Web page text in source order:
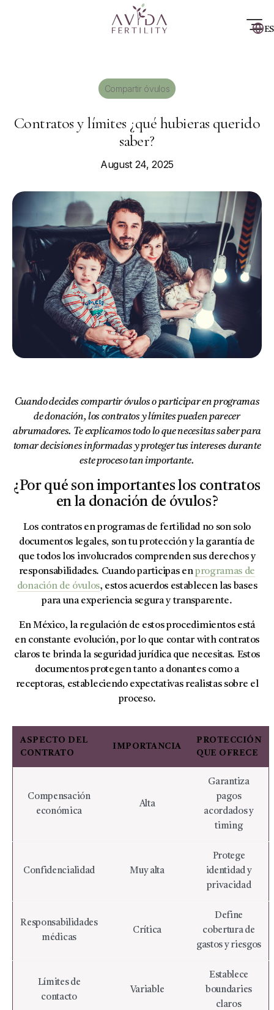
ES
Compartir óvulos
Contratos y límites ¿qué hubieras querido
saber?
August 24, 2025
Cuando decides compartir óvulos o participar en programas
de donación, los contratos y límites pueden parecer
abrumadores. Te explicamos todo lo que necesitas saber para
tomar decisiones informadas y proteger tus intereses durante
este proceso tan importante.
¿Por qué son importantes los contratos
en la donación de óvulos?
Los contratos en programas de fertilidad no son solo
documentos legales, son tu protección y la garantía de
que todos los involucrados comprenden sus derechos y
responsabilidades. Cuando participas enprogramas de
donación de óvulos, estos acuerdos establecen las bases
para una experiencia segura y transparente.
En México, la regulación de estos procedimientos está
en constante evolución, por lo que contar with contratos
claros te brinda la seguridad jurídica que necesitas. Estos
documentos protegen tanto a donantes como a
receptoras, estableciendo expectativas realistas sobre el
proceso.
ASPECTO DEL
CONTRATO
IMPORTANCIA
PROTECCIÓN
QUE OFRECE
Compensación
económica
Alta
Garantiza
pagos
acordados y
timing
Confidencialidad Muy alta
Protege
identidad y
privacidad
Responsabilidades
médicas
Crítica
Define
cobertura de
gastos y riesgos
Límites de
contacto
Variable
Establece
boundaries
claros